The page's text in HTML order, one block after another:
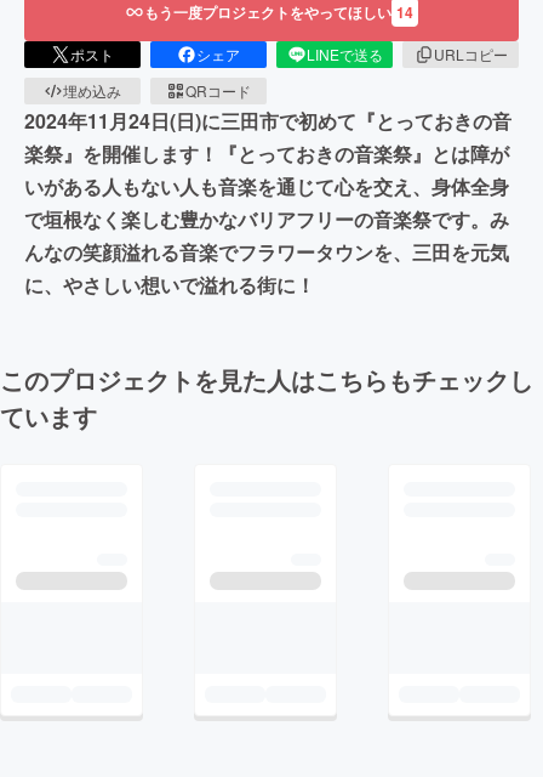
もう一度プロジェクトをやってほしい 14
ポスト シェア LINEで送る
URLコピー
埋め込み
QRコード
2024年11月24日(日)に三田市で初めて『とっておきの音
楽祭』を開催します！『とっておきの音楽祭』とは障が
いがある人もない人も音楽を通じて心を交え、身体全身
で垣根なく楽しむ豊かなバリアフリーの音楽祭です。み
んなの笑顔溢れる音楽でフラワータウンを、三田を元気
に、やさしい想いで溢れる街に！
このプロジェクトを見た人はこちらもチェックし
ています